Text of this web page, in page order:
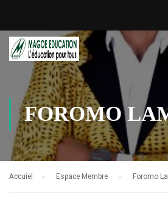
FOROMO
Accuiel Espace Membre Foromo